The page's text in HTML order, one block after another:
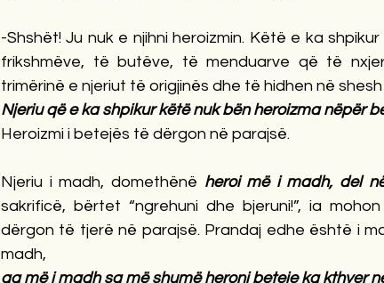
-Shshët! Ju nuk e njihni heroizmin. Këtë e ka
frikshmëve, të butëve, të menduarve që të
trimërinë e njeriut të origjinës dhe të hidhen në
Njeriu që e ka shpikur këtë nuk bën heroizma nëpër
Heroizmi i betejës të dërgon në parajsë.
Njeriu i madh, domethënë heroi më i madh, del
sakrificë, bërtet “ngrehuni dhe bjeruni!”, ia
dërgon të tjerë në parajsë. Prandaj edhe është i
madh,
aq më i madh sa më shumë heronj beteje ka kthyer